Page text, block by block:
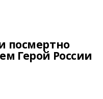
посмертно
Герой России